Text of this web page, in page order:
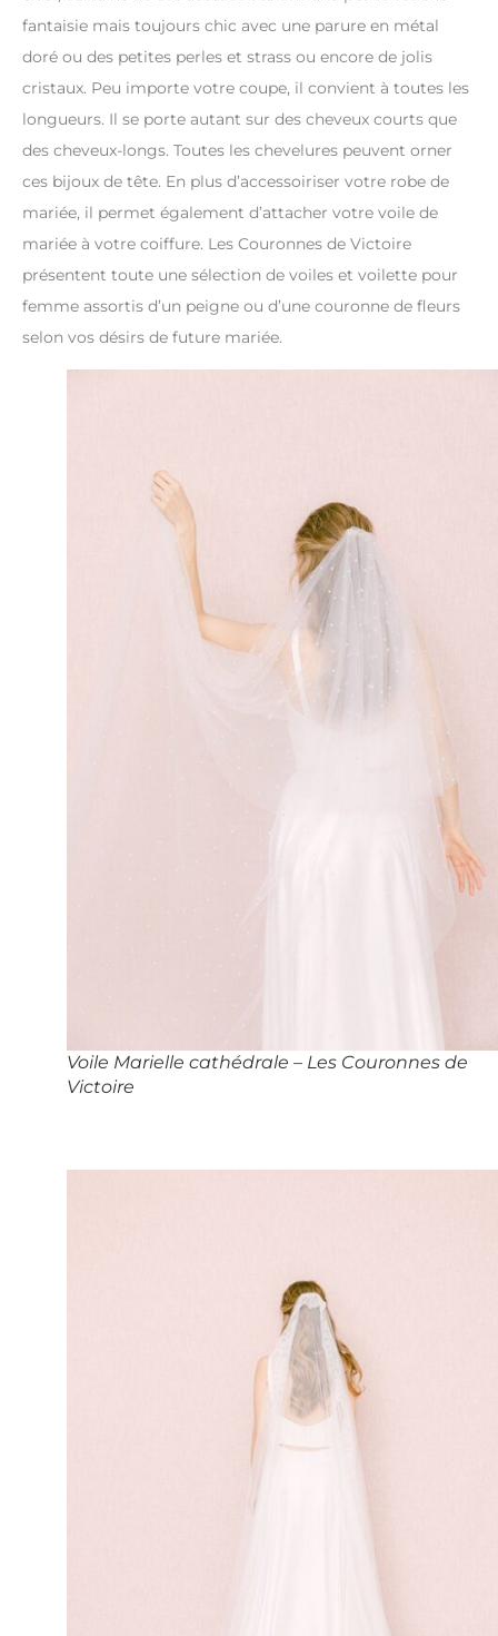
fantaisie mais toujours chic avec une parure en métal
doré ou des petites perles et strass ou encore de jolis
cristaux. Peu importe votre coupe, il convient à toutes les
longueurs. Il se porte autant sur des cheveux courts que
des cheveux-longs. Toutes les chevelures peuvent orner
ces bijoux de tête. En plus d’accessoiriser votre robe de
mariée, il permet également d’attacher votre voile de
mariée à votre coiffure. Les Couronnes de Victoire
présentent toute une sélection de voiles et voilette pour
femme assortis d’un peigne ou d’une couronne de fleurs
selon vos désirs de future mariée.
Voile Marielle cathédrale – Les Couronnes de
Victoire